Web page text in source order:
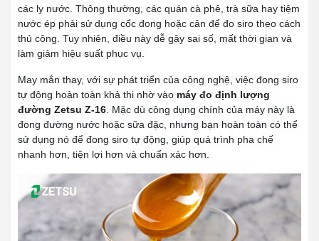
các ly nước. Thông thường, các quán cà phê, trà sữa hay tiệm
nước ép phải sử dụng cốc đong hoặc cân để đo siro theo cách
thủ công. Tuy nhiên, điều này dễ gây sai số, mất thời gian và
làm giảm hiệu suất phục vụ.
May mắn thay, với sự phát triển của công nghệ, việc đong siro
tự động hoàn toàn khả thi nhờ vào máy đo định lượng
đường Zetsu Z-16 . Mặc dù công dụng chính của máy này là
đong đường nước hoặc sữa đặc, nhưng bạn hoàn toàn có thể
sử dụng nó để đong siro tự động, giúp quá trình pha chế
nhanh hơn, tiện lợi hơn và chuẩn xác hơn.